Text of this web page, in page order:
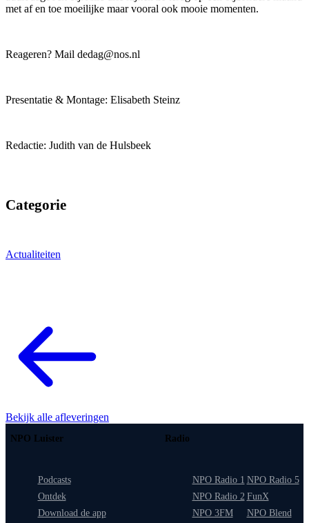
met af en toe moeilijke maar vooral ook mooie momenten.
Reageren? Mail dedag@nos.nl
Presentatie & Montage: Elisabeth Steinz
Redactie: Judith van de Hulsbeek
Categorie
Actualiteiten
Bekijk alle afleveringen
NPO Luister
Podcasts
Ontdek
Download de app
Radio
NPO Radio 1
NPO Radio 2
NPO 3FM
NPO Radio 5
FunX
NPO Blend